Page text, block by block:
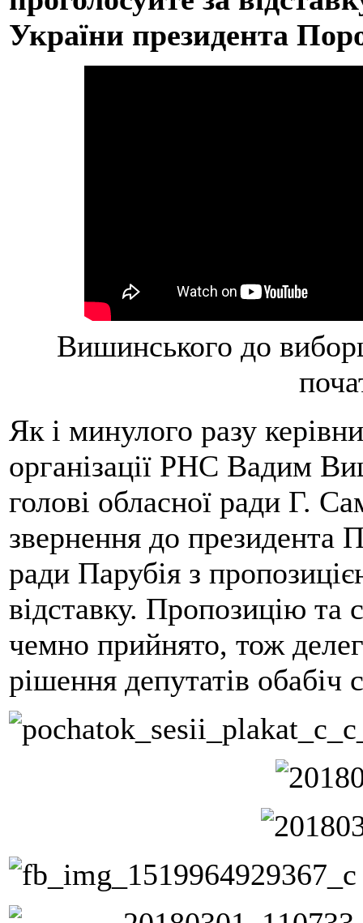
України президента
Вишинського до
Як і минулого разу
організації РНС Вадим
голові обласної ради Г.
звернення до президента
ради Парубія з
відставку. Пропозицію та
чемно прийнято, тож
рішення депутатів обабіч